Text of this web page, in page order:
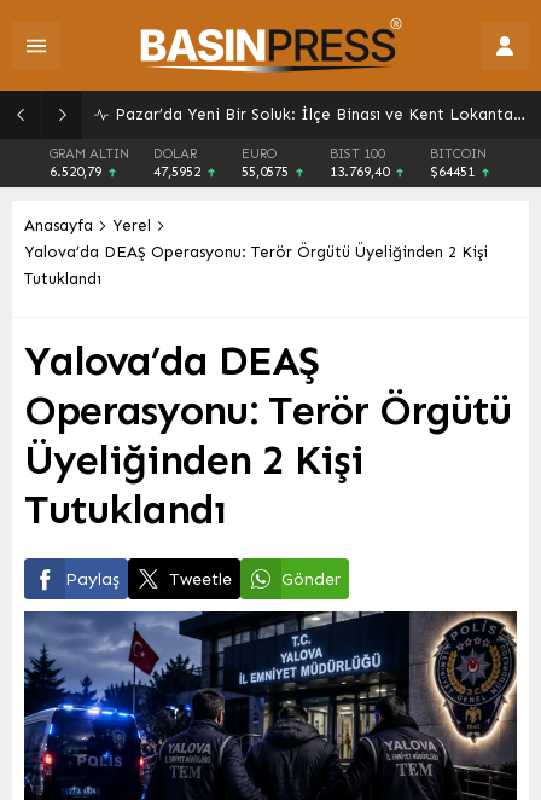
Pazar’da Yeni Bir Soluk: İlçe Binası ve Kent Lokantası Hizmete Açıldı
GRAM ALTIN
6.520,79
DOLAR
47,5952
EURO
55,0575
BIST 100
13.769,40
BITCOIN
$64451
Anasayfa
Yerel
Yalova’da DEAŞ Operasyonu: Terör Örgütü Üyeliğinden 2 Kişi
Tutuklandı
Yalova’da DEAŞ
Operasyonu: Terör Örgütü
Üyeliğinden 2 Kişi
Tutuklandı
Paylaş Tweetle Gönder